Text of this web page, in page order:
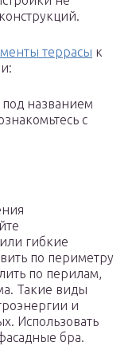
террасы к
под названием
с
гибкие
по периметру
по перилам,
Такие виды
и
Использовать
бра.